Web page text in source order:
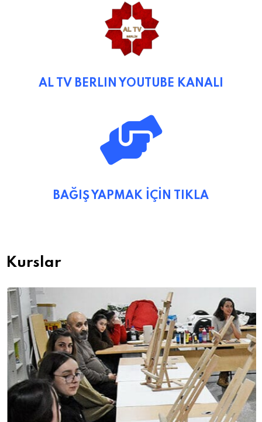
AL TV BERLIN YOUTUBE KANALI
BAĞIŞ YAPMAK İÇİN TIKLA
Kurslar